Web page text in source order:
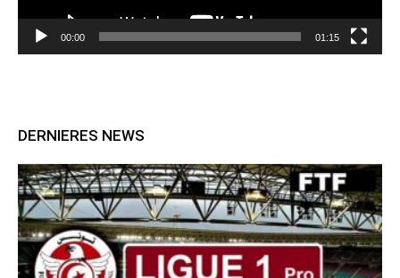
00:00 01:15
DERNIERES NEWS